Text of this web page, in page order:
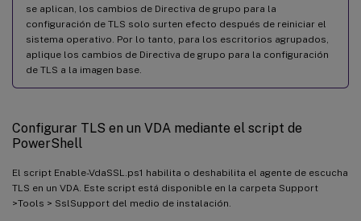
se aplican, los cambios de Directiva de grupo para la
configuración de TLS solo surten efecto después de reiniciar el
sistema operativo. Por lo tanto, para los escritorios agrupados,
aplique los cambios de Directiva de grupo para la configuración
de TLS a la imagen base.
Configurar TLS en un VDA mediante el script de
PowerShell
El script Enable-VdaSSL.ps1 habilita o deshabilita el agente de escucha
TLS en un VDA. Este script está disponible en la carpeta Support
>Tools > SslSupport del medio de instalación.